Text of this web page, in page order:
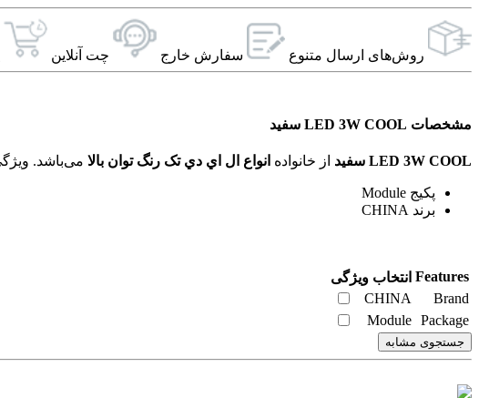
روش‌های ارسال‌ متنوع سفارش خارج چت آنلاین
مشخصات LED 3W COOL سفید
LED 3W COOL سفید از خانواده انواع ال اي دي تک رنگ توان بالا
پکیج Module
برند CHINA
Features انتخاب ویژگی
Brand
CHINA
Package
Module
جستجوی مشابه